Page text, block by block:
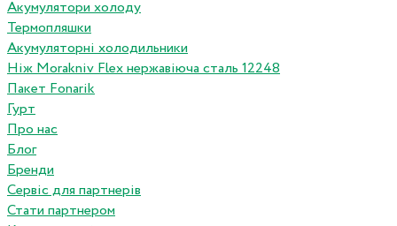
Акумулятори холоду
Термопляшки
Акумуляторні холодильники
Ніж Morakniv Flex нержавіюча сталь 12248
Пакет Fonarik
Гурт
Про нас
Блог
Бренди
Сервіс для партнерів
Стати партнером